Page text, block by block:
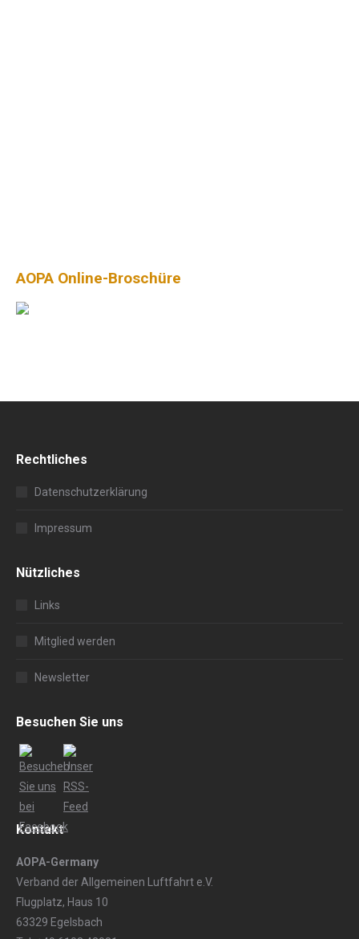
AOPA Online-Broschüre
Rechtliches
Datenschutzerklärung
Impressum
Nützliches
Links
Mitglied werden
Newsletter
Besuchen Sie uns
Kontakt
AOPA-Germany
Verband der Allgemeinen Luftfahrt e.V.
Flugplatz, Haus 10
63329 Egelsbach